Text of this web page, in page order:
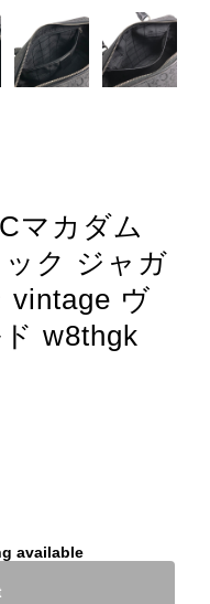
マカダム
ク ジャガ
vintage ヴ
w8thgk
available